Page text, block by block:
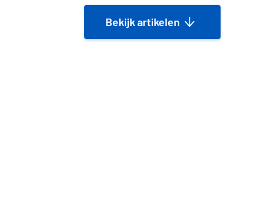
Bekijk artikelen